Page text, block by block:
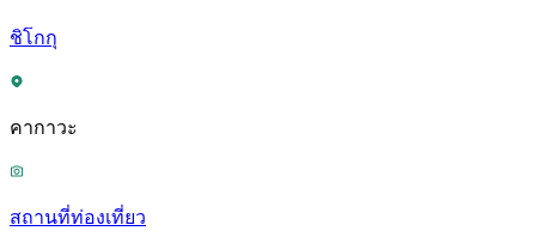
ชิโกกุ
คากาวะ
สถานที่ท่องเที่ยว